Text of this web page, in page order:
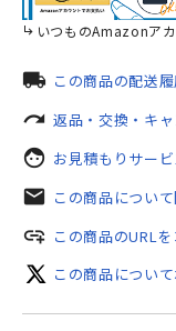
いつものAmazonア
local_shipping この商品の配送
redo 返品・交換・キ
face お見積もりサー
mail この商品につい
add_link この商品のURL
この商品につい